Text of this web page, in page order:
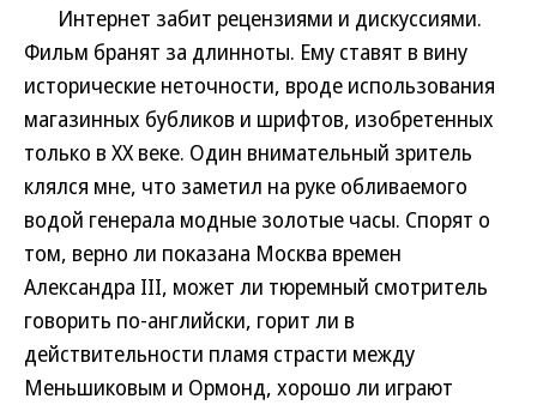
Интернет забит рецензиями и дискуссиями.
Фильм бранят за длинноты. Ему ставят в вину
исторические неточности, вроде использования
магазинных бубликов и шрифтов, изобретенных
только в ХХ веке. Один внимательный зритель
клялся мне, что заметил на руке обливаемого
водой генерала модные золотые часы. Спорят о
том, верно ли показана Москва времен
Александра III, может ли тюремный смотритель
говорить по-английски, горит ли в
действительности пламя страсти между
Меньшиковым и Ормонд, хорошо ли играют